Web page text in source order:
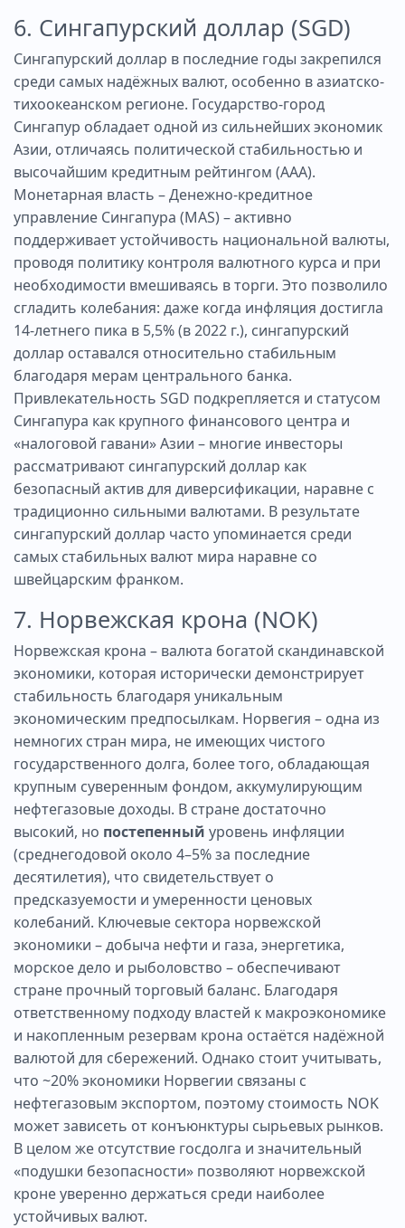
6. Сингапурский доллар (SGD)
Сингапурский доллар в последние годы закрепился
среди самых надёжных валют, особенно в азиатско-
тихоокеанском регионе. Государство-город
Сингапур обладает одной из сильнейших экономик
Азии, отличаясь политической стабильностью и
высочайшим кредитным рейтингом (ААА).
Монетарная власть – Денежно-кредитное
управление Сингапура (MAS) – активно
поддерживает устойчивость национальной валюты,
проводя политику контроля валютного курса и при
необходимости вмешиваясь в торги. Это позволило
сгладить колебания: даже когда инфляция достигла
14-летнего пика в 5,5% (в 2022 г.), сингапурский
доллар оставался относительно стабильным
благодаря мерам центрального банка.
Привлекательность SGD подкрепляется и статусом
Сингапура как крупного финансового центра и
«налоговой гавани» Азии – многие инвесторы
рассматривают сингапурский доллар как
безопасный актив для диверсификации, наравне с
традиционно сильными валютами. В результате
сингапурский доллар часто упоминается среди
самых стабильных валют мира наравне со
швейцарским франком.
7. Норвежская крона (NOK)
Норвежская крона – валюта богатой скандинавской
экономики, которая исторически демонстрирует
стабильность благодаря уникальным
экономическим предпосылкам. Норвегия – одна из
немногих стран мира, не имеющих чистого
государственного долга, более того, обладающая
крупным суверенным фондом, аккумулирующим
нефтегазовые доходы. В стране достаточно
высокий, но постепенный уровень инфляции
(среднегодовой около 4–5% за последние
десятилетия), что свидетельствует о
предсказуемости и умеренности ценовых
колебаний. Ключевые сектора норвежской
экономики – добыча нефти и газа, энергетика,
морское дело и рыболовство – обеспечивают
стране прочный торговый баланс. Благодаря
ответственному подходу властей к макроэкономике
и накопленным резервам крона остаётся надёжной
валютой для сбережений. Однако стоит учитывать,
что ~20% экономики Норвегии связаны с
нефтегазовым экспортом, поэтому стоимость NOK
может зависеть от конъюнктуры сырьевых рынков.
В целом же отсутствие госдолга и значительный
«подушки безопасности» позволяют норвежской
кроне уверенно держаться среди наиболее
устойчивых валют.